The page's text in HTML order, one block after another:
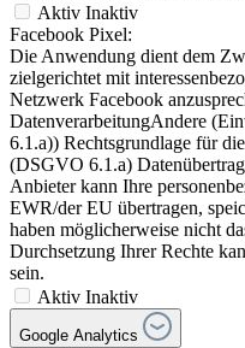
Aktiv Inaktiv
Facebook Pixel:
Die Anwendung dient dem
zielgerichtet mit
Netzwerk Facebook
DatenverarbeitungAndere
6.1.a)) Rechtsgrundlage für
(DSGVO 6.1.a)
Anbieter kann Ihre
EWR/der EU übertragen,
haben möglicherweise nicht
Durchsetzung Ihrer Rechte
sein.
Aktiv Inaktiv
Google Analytics